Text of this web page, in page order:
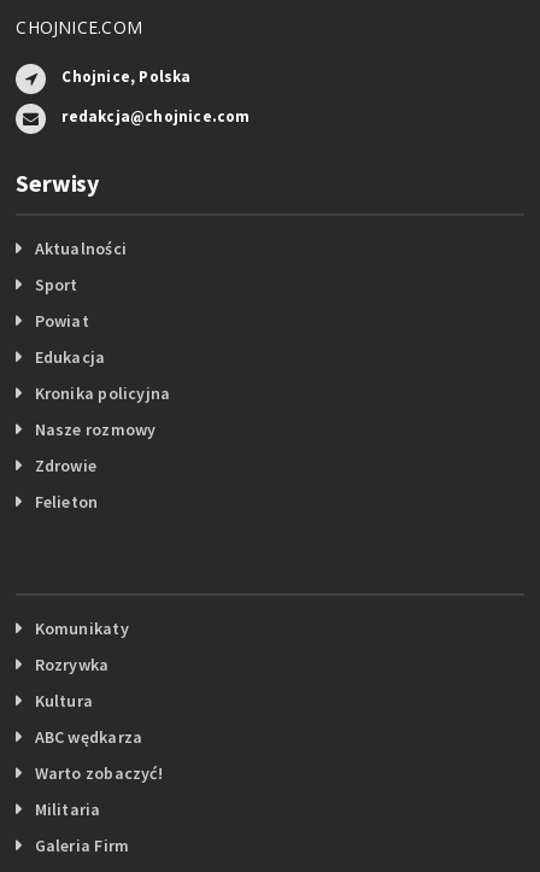
CHOJNICE.COM
Chojnice, Polska
redakcja@chojnice.com
Serwisy
Aktualności
Sport
Powiat
Edukacja
Kronika policyjna
Nasze rozmowy
Zdrowie
Felieton
Komunikaty
Rozrywka
Kultura
ABC wędkarza
Warto zobaczyć!
Militaria
Galeria Firm